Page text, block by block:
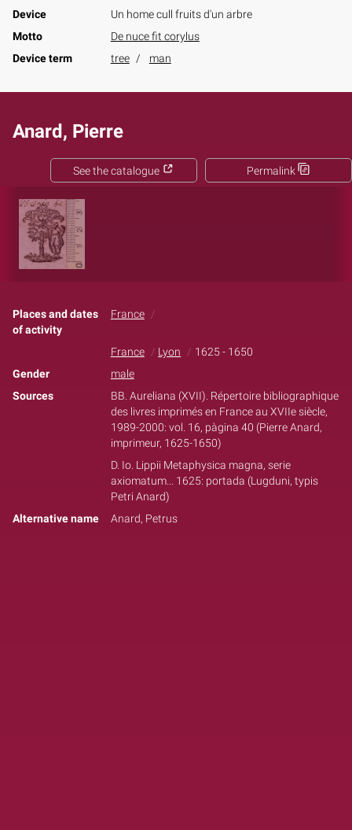
Device
Un home cull fruits d'un arbre
Motto
De nuce fit corylus
Device term
tree man
Anard, Pierre
Permalink
See the catalogue
Places and dates
of activity
France
France Lyon
1625 - 1650
Gender
male
Sources
BB. Aureliana (XVII). Répertoire bibliographique
des livres imprimés en France au XVIIe siècle,
1989-2000: vol. 16, pàgina 40 (Pierre Anard,
imprimeur, 1625-1650)
D. Io. Lippii Metaphysica magna, serie
axiomatum... 1625: portada (Lugduni, typis
Petri Anard)
Alternative name
Anard, Petrus